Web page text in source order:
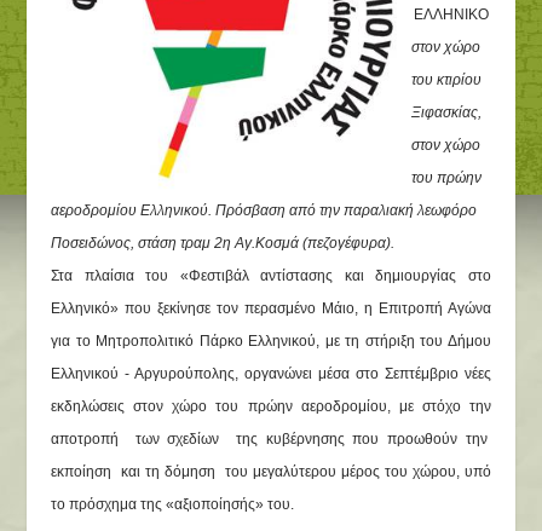
ΕΛΛΗΝΙΚΟ
στον χώρο
του κτιρίου
Ξιφασκίας,
στον χώρο
του πρώην
αεροδρομίου Ελληνικού. Πρόσβαση από την παραλιακή λεωφόρο
Ποσειδώνος, στάση τραμ 2η Αγ.Κοσμά (πεζογέφυρα).
Στα πλαίσια του «Φεστιβάλ αντίστασης και δημιουργίας στο
Ελληνικό» που ξεκίνησε τον περασμένο Μάιο, η Επιτροπή Αγώνα
για το Μητροπολιτικό Πάρκο Ελληνικού, με τη στήριξη του Δήμου
Ελληνικού - Αργυρούπολης, οργανώνει μέσα στο Σεπτέμβριο νέες
εκδηλώσεις στον χώρο του πρώην αεροδρομίου, με στόχο την
αποτροπή των σχεδίων της κυβέρνησης που προωθούν την
εκποίηση και τη δόμηση του μεγαλύτερου μέρος του χώρου, υπό
το πρόσχημα της «αξιοποίησής» του.